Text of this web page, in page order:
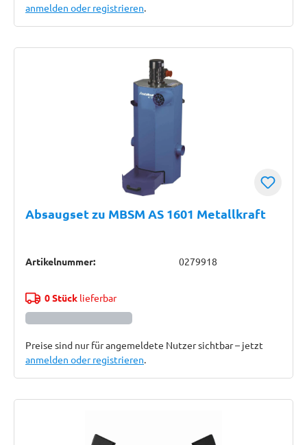
anmelden oder registrieren.
Absaugset zu MBSM AS 1601 Metallkraft
Artikelnummer: 0279918
0 Stücklieferbar
Preise sind nur für angemeldete Nutzer sichtbar – jetzt
anmelden oder registrieren.